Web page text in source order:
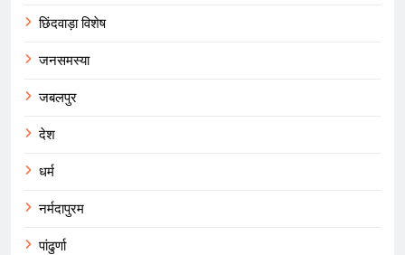
छिंदवाड़ा विशेष
जनसमस्या
जबलपुर
देश
धर्म
नर्मदापुरम
पांढुर्णा